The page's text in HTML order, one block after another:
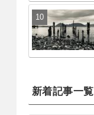
新着記事一覧